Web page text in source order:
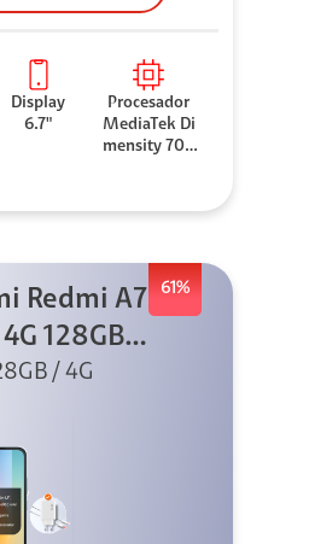
Display
6.7"
Procesador
MediaTek Di
mensity 706
61%
Redmi A7
128GB
Cargador
/ 4G